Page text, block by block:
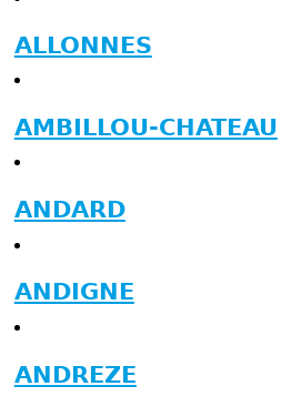
ALLONNES
AMBILLOU-CHATEAU
ANDARD
ANDIGNE
ANDREZE